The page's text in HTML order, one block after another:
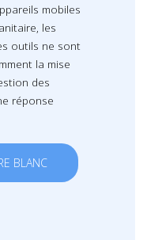
mobiles
les
outils ne sont
la mise
des
réponse
BLANC